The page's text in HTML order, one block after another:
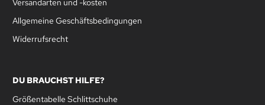
Versandarten und -kosten
Allgemeine Geschäftsbedingungen
Widerrufsrecht
DU BRAUCHST HILFE?
Größentabelle Schlittschuhe